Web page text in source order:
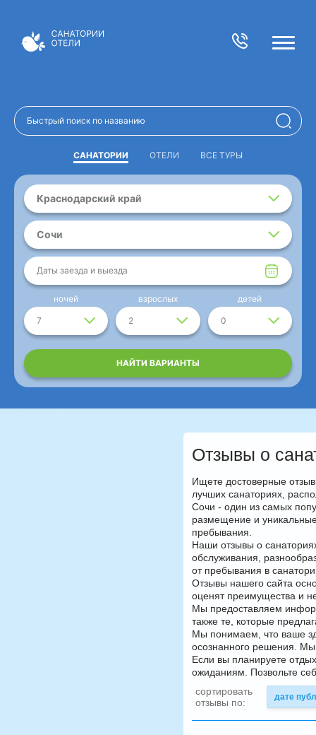
САНАТОРИИ ОТЕЛИ ВСЕ ТУРЫ
Краснодарский край
Сочи
Даты заезда и выезда
7
ночей
2
взрослых
0
детей
НАЙТИ ВАРИАНТЫ
Отзывы о
Ищете достоверные
лучших санаториях,
Сочи - один из самых
размещение и
пребывания.
Наши отзывы о
обслуживания,
от пребывания в
Отзывы нашего сайта
оценят преимущества и
Мы предоставляем
также те, которые
Мы понимаем, что ваше
осознанного решения. Мы
Если вы планируете
ожиданиям. Позвольте
сортировать
отзывы по:
дате